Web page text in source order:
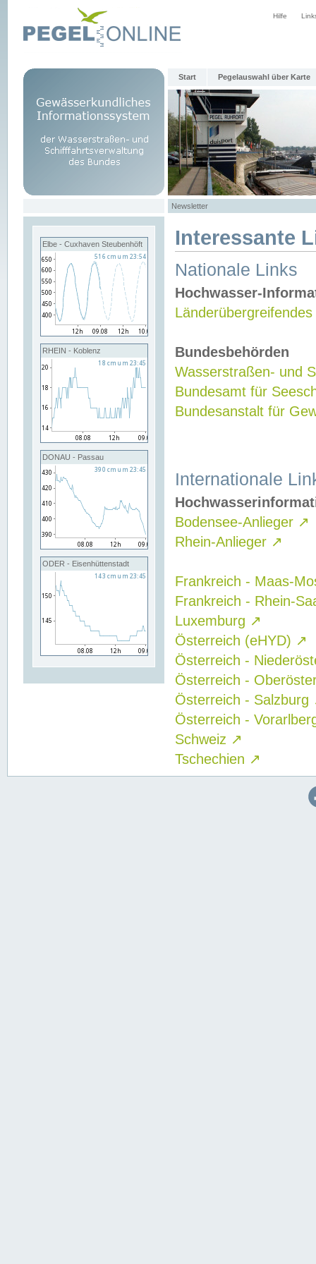
Hilfe
Start Pegelauswahl über Karte
Newsletter
Elbe - Cuxhaven Steubenhöft
RHEIN - Koblenz
DONAU - Passau
ODER - Eisenhüttenstadt
Interessante
Nationale Links
Hochwasser-
Bundesbehörden
Wasserstraßen- und
Bundesamt für
Bundesanstalt für
Internationale
Bodensee-Anlieger ↗
Rhein-Anlieger ↗
Frankreich - Maas-
Frankreich - Rhein-
Luxemburg ↗
Österreich (eHYD) ↗
Österreich -
Österreich -
Österreich - Salzburg
Österreich -
Schweiz ↗
Tschechien ↗